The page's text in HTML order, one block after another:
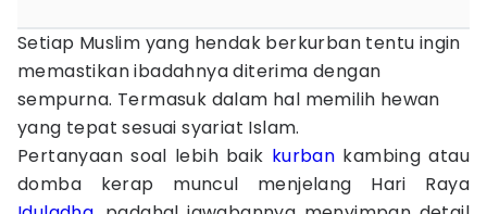
Setiap Muslim yang hendak berkurban tentu ingin
memastikan ibadahnya diterima dengan
sempurna. Termasuk dalam hal memilih hewan
yang tepat sesuai syariat Islam.
Pertanyaan soal lebih baik kurban kambing atau
domba kerap muncul menjelang Hari Raya